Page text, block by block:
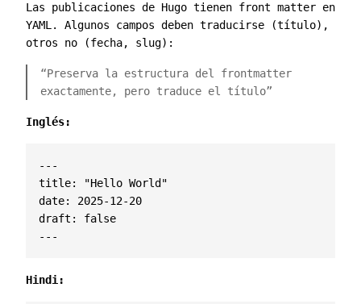
Las publicaciones de Hugo tienen front matter en
YAML. Algunos campos deben traducirse (título),
otros no (fecha, slug):
“Preserva la estructura del frontmatter
exactamente, pero traduce el título”
Inglés:
---
title:
"Hello World"
date:
2025-12-20
draft :
false
---
Hindi: